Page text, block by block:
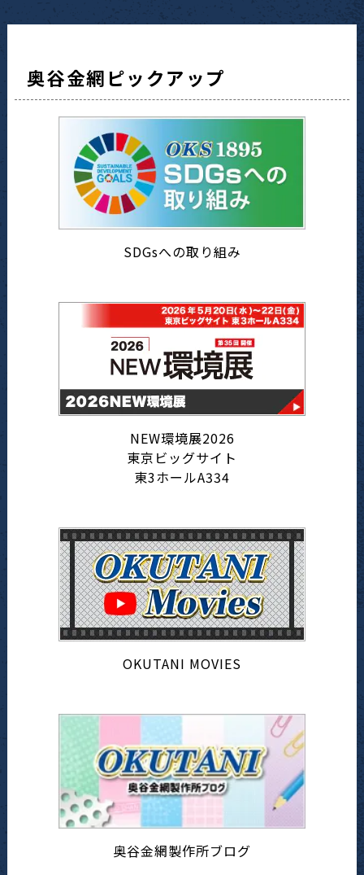
奥谷金網ピックアップ
SDGsへの取り組み
NEW環境展2026
東京ビッグサイト
東3ホールA334
OKUTANI MOVIES
奥谷金網製作所ブログ